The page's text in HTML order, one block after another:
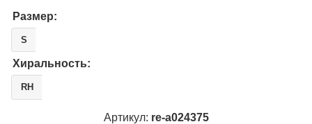
Размер:
S
Хиральность:
RH
Артикул: re-a024375